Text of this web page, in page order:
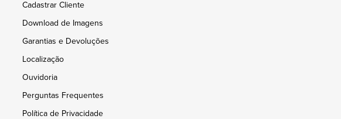
Cadastrar Cliente
Download de Imagens
Garantias e Devoluções
Localização
Ouvidoria
Perguntas Frequentes
Política de Privacidade